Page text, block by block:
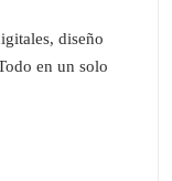
diseño
en un solo